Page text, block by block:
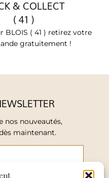
& COLLECT
( 41 )
BLOIS ( 41 ) retirez votre
gratuitement !
nos nouveautés,
maintenant.